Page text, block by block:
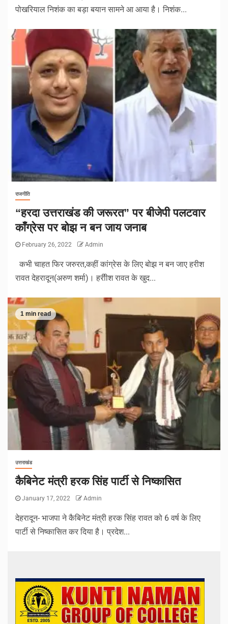
पोखरियाल निशंक का बड़ा बयान सामने आ आया है। निशंक...
राजनीति
“हरदा उत्तराखंड की जरूरत” पर बीजेपी पलटवार
काँग्रेस पर बोझ न बन जाय जनाब
February 26, 2022 Admin
कभी चाहत फिर जरुरत,कहीं कांग्रेस के लिए बोझ न बन जाए हरीश
रावत देहरादून(अरुण शर्मा)। हरीीश रावत के खुद...
1 min read
उत्तराखंड
कैबिनेट मंत्री हरक सिंह पार्टी से निष्कासित
January 17, 2022 Admin
देहरादून- भाजपा ने कैबिनेट मंत्री हरक सिंह रावत को 6 वर्ष के लिए
पार्टी से निष्कासित कर दिया है। प्रदेश...